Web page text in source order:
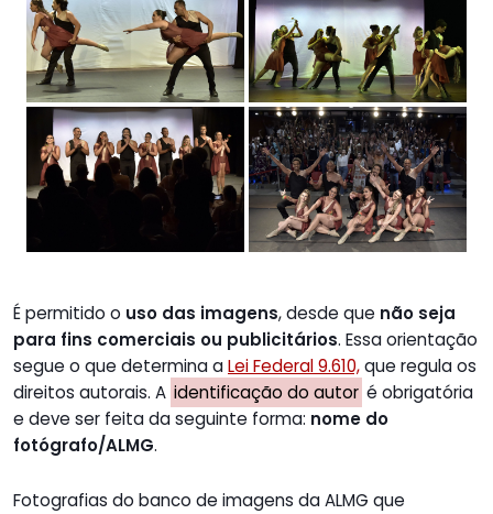
É permitido o uso das imagens, desde que não seja
para fins comerciais ou publicitários. Essa orientação
segue o que determina aLei Federal 9.610,que regula os
direitos autorais. A identificação do autor é obrigatória
e deve ser feita da seguinte forma: nome do
fotógrafo/ALMG.
Fotografias do banco de imagens da ALMG que